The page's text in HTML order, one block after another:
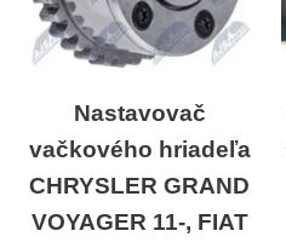
Nastavovač
vačkového hriadeľa
CHRYSLER GRAND
VOYAGER 11-, FIAT